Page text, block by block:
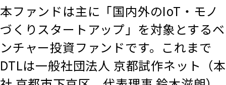
本ファンドは主に「国内外のIoT・モノ
づくりスタートアップ」を対象とするベ
ンチャー投資ファンドです。これまで
DTLは一般社団法人 京都試作ネット（本